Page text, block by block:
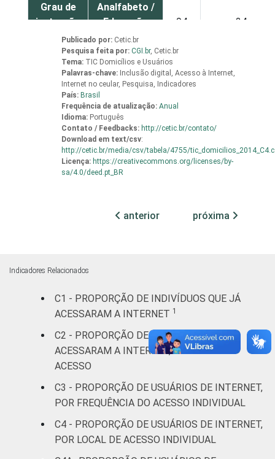
Grau de
instrução
Analfabeto /
Educação
infantil
94 24
Fundamental
Superior 95
Faixa
etária
De 10 a 15
anos
84
anos
De 35 a 44
anos
91 35
De 45 a 59
anos
92
60 anos ou
mais
95 13
Renda
familiar
Até 1 SM 72 26
Mais de 1
Publicado por: Cetic.br
Pesquisa feita por: CGI.br, Cetic.br
Tema: TIC Domicílios e Usuários
Palavras-chave: Inclusão digital, Acesso à Internet,
Internet no ceular, Pesquisa, Indicadores
País: Brasil
Frequência de atualização: Anual
Idioma: Português
Contato / Feedbacks: http://cetic.br/contato/
Download em text/csv:
http://cetic.br/media/csv/tabela/4755/
Licença: https://creativecommons.org/licenses/by-
sa/4.0/deed.pt_BR
anterior próxima
Indicadores Relacionados
C1 - PROPORÇÃO DE INDIVÍDUOS QUE JÁ
ACESSARAM A INTERNET 1
C2 - PROPORÇÃO DE INDIVÍDUOS QUE
ACESSARAM A INTERNET, POR ÚLTIMO
ACESSO
C3 - PROPORÇÃO DE USUÁRIOS DE INTERNET,
POR FREQUÊNCIA DO ACESSO INDIVIDUAL
C4 - PROPORÇÃO DE USUÁRIOS DE INTERNET,
POR LOCAL DE ACESSO INDIVIDUAL